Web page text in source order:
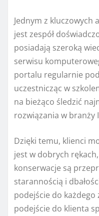
Jednym z
jest zespół
posiadają szeroką
serwisu
portalu regularnie
uczestnicząc w
na bieżąco śledzić
rozwiązania w branży
Dzięki temu, klienci
jest w dobrych
konserwacje są
starannością i
podejście do
podejście do klienta